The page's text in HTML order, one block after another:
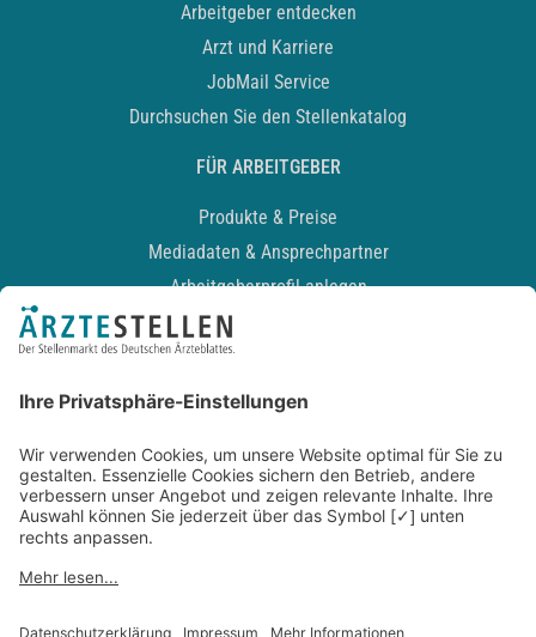
Arbeitgeber entdecken
Arzt und Karriere
JobMail Service
Durchsuchen Sie den Stellenkatalog
FÜR ARBEITGEBER
Produkte & Preise
Mediadaten & Ansprechpartner
Arbeitgeberprofil anlegen
Recruiting-Podcast
Kontakt
Datenschutz
Newsletter